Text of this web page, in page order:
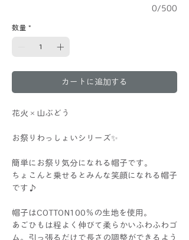
0/500
数量 *
カートに追加する
花火×山ぶどう
お祭りわっしょいシリーズ✨
簡単にお祭り気分になれる帽子です。
ちょこんと乗せるとみんな笑顔になれる帽子
です♪
帽子はCOTTON100％の生地を使用。
あごひもは程よく伸びて柔らかいふわふわゴ
ム。引っ張るだけで長さの調整ができるよう